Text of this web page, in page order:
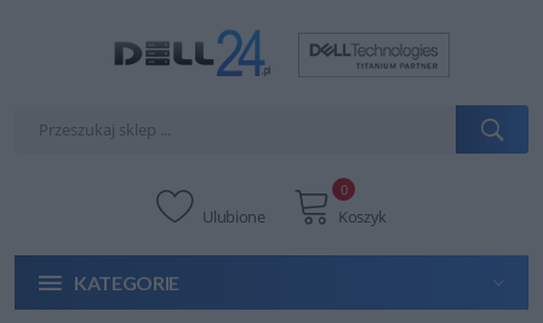
Ulubione Koszyk
0
KATEGORIE